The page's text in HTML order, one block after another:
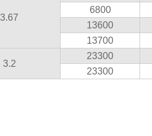
3.67
6800
13600
13700
3.2
23300
23300